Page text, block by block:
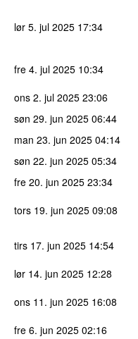
lør 5. jul 2025 17:34
fre 4. jul 2025 10:34
ons 2. jul 2025 23:06
søn 29. jun 2025 06:44
man 23. jun 2025 04:14
søn 22. jun 2025 05:34
fre 20. jun 2025 23:34
tors 19. jun 2025 09:08
tirs 17. jun 2025 14:54
lør 14. jun 2025 12:28
ons 11. jun 2025 16:08
fre 6. jun 2025 02:16